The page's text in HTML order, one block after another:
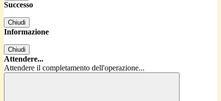
Successo
Chiudi
Informazione
Chiudi
Attendere...
Attendere il completamento dell'operazione...